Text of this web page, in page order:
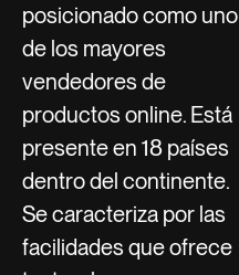
posicionado como uno
de los mayores
vendedores de
productos online. Está
presente en 18 países
dentro del continente.
Se caracteriza por las
facilidades que ofrece